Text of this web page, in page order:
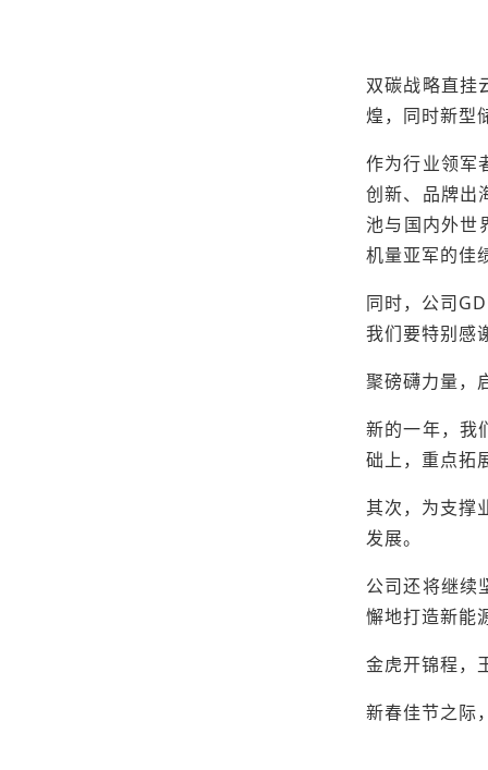
双碳战略直挂
煌，同时新型
作为行业领军
创新、品牌出
池与国内外世
机量亚军的佳
同时，公司
我们要特别感
聚磅礴力量，
新的一年，我
础上，重点拓
其次，为支撑
发展。
公司还将继续
懈地打造新能
金虎开锦程，
新春佳节之际